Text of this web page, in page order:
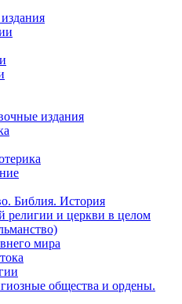
издания
Библия. История
религии и церкви в целом
мира
общества и ордены.